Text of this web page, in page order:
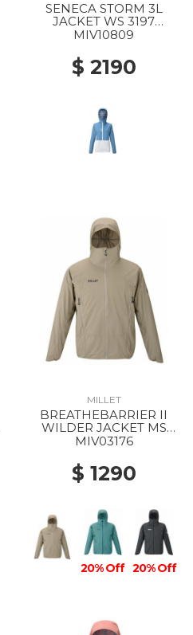
SENECA STORM 3L
JACKET WS 3197
CORONET BLUE/FOGGY
MIV10809
$ 2190
MILLET
BREATHEBARRIER II
WILDER JACKET MS
9904 DORITE
MIV03176
$ 1290
20% Off 20% Off